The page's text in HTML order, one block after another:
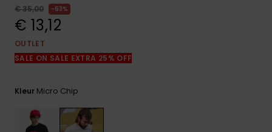
€ 35,00
63%
€ 13,12
OUTLET
SALE ON SALE EXTRA 25% OFF
Kleur Micro Chip